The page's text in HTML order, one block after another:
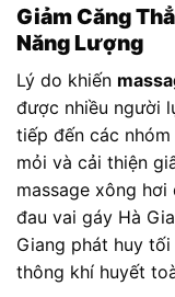
Giảm Căng
Năng Lượng
Lý do khiến
được nhiều người
tiếp đến các
mỏi và cải thiện
massage xông hơi
đau vai gáy Hà
Giang phát huy
thông khí huyết